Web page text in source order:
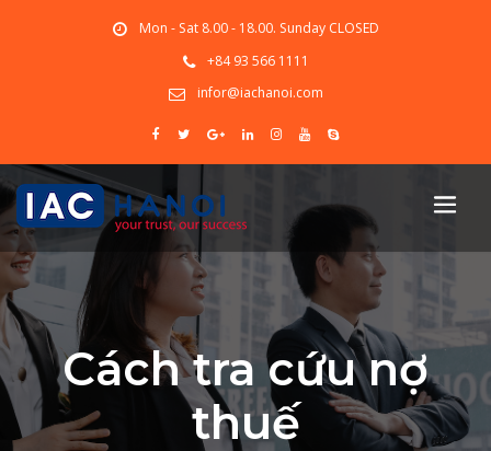
Mon - Sat 8.00 - 18.00. Sunday CLOSED
+84 93 566 1111
infor@iachanoi.com
Cách tra cứu nợ
thuế